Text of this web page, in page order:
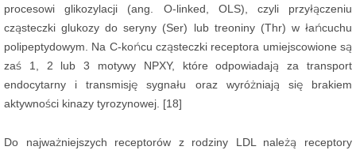
procesowi glikozylacji (ang. O-linked, OLS), czyli przyłączeniu
cząsteczki glukozy do seryny (Ser) lub treoniny (Thr) w łańcuchu
polipeptydowym. Na C-końcu cząsteczki receptora umiejscowione są
zaś 1, 2 lub 3 motywy NPXY, które odpowiadają za transport
endocytarny i transmisję sygnału oraz wyróżniają się brakiem
aktywności kinazy tyrozynowej. [18]
Do najważniejszych receptorów z rodziny LDL należą receptory